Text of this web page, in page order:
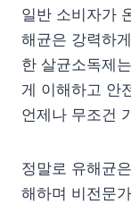
일반 소비자가
해균은 강력하
한 살균소독제
게 이해하고 안
언제나 무조건
정말로 유해균
해하며 비전문